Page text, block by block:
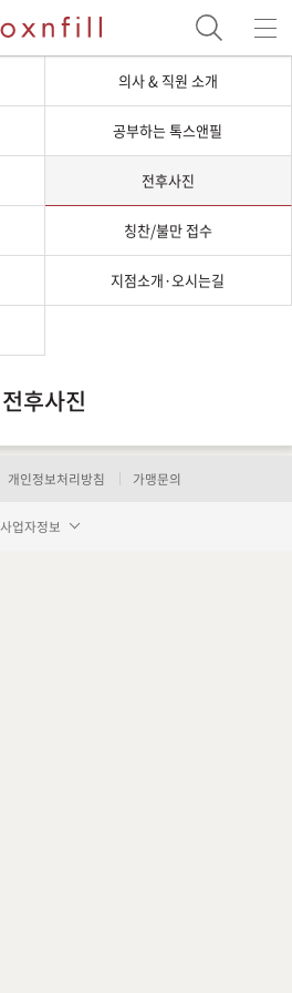
의사 & 직원 소개
공부하는 톡스앤필
전후사진
칭찬/불만 접수
지점소개·오시는길
전후사진
개인정보처리방침 가맹문의
사업자정보